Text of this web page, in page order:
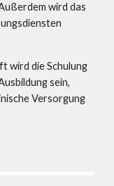
wird das
wird die Schulung
sein,
Versorgung